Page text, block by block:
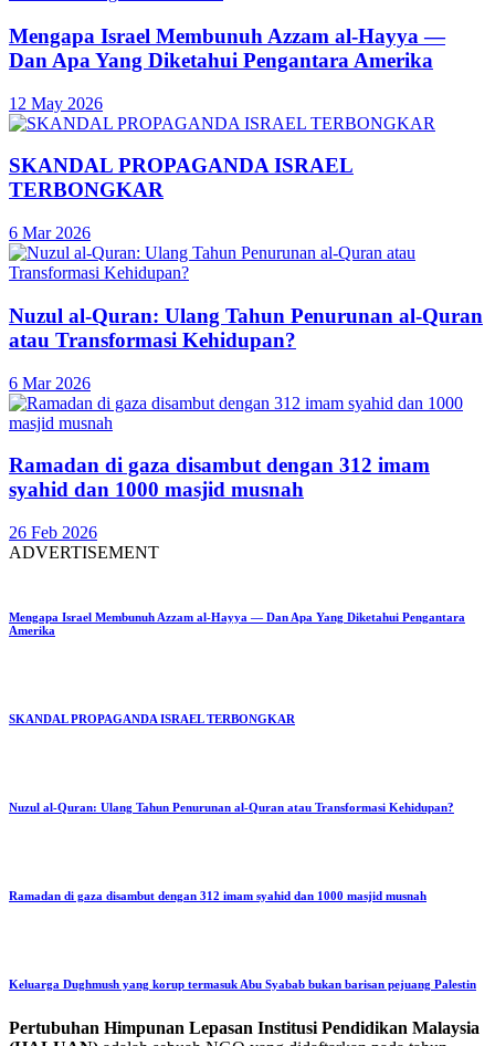
Mengapa Israel Membunuh Azzam al-Hayya —
Dan Apa Yang Diketahui Pengantara Amerika
12 May 2026
SKANDAL PROPAGANDA ISRAEL
TERBONGKAR
6 Mar 2026
Nuzul al-Quran: Ulang Tahun Penurunan al-Quran
atau Transformasi Kehidupan?
6 Mar 2026
Ramadan di gaza disambut dengan 312 imam
syahid dan 1000 masjid musnah
26 Feb 2026
ADVERTISEMENT
Mengapa Israel Membunuh Azzam al-Hayya — Dan Apa Yang Diketahui Pengantara
Amerika
SKANDAL PROPAGANDA ISRAEL TERBONGKAR
Nuzul al-Quran: Ulang Tahun Penurunan al-Quran atau Transformasi Kehidupan?
Ramadan di gaza disambut dengan 312 imam syahid dan 1000 masjid musnah
Keluarga Dughmush yang korup termasuk Abu Syabab bukan barisan pejuang Palestin
Pertubuhan Himpunan Lepasan Institusi Pendidikan Malaysia